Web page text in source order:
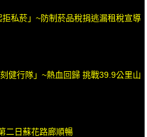
拒私菸」~防制菸品稅捐逃漏租稅宣導
刻健行隊」~熱血回歸 挑戰39.9公里山
二日蘇花路廊順暢